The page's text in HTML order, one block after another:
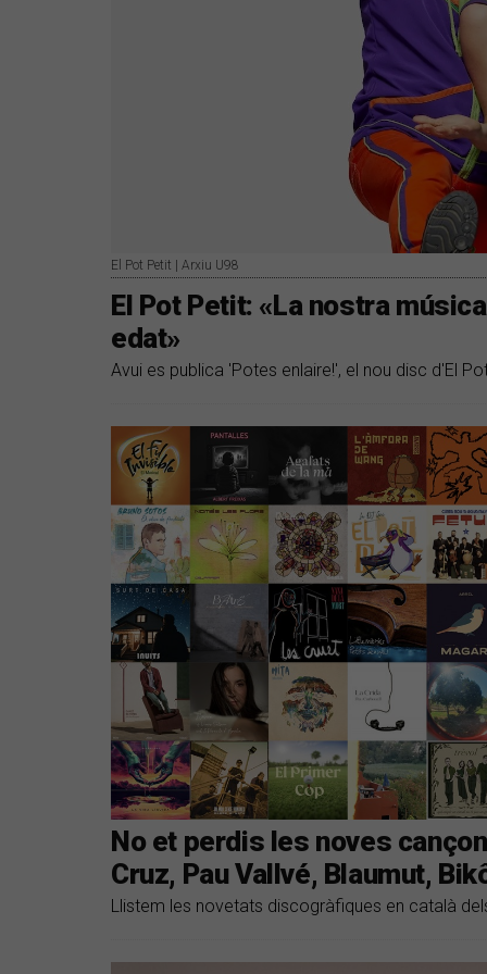
El Pot Petit | Arxiu U98
El Pot Petit: «La nostra
edat»
Avui es publica 'Potes enlaire!', el nou disc d'El
No et perdis les noves
Cruz, Pau Vallvé, Blaumut,
Llistem les novetats discogràfiques en català